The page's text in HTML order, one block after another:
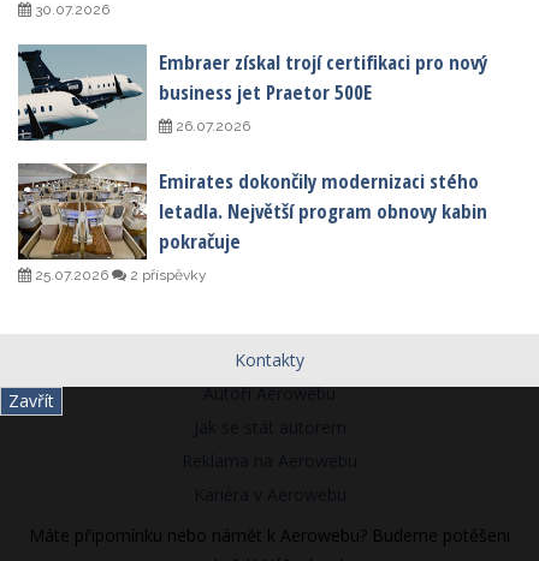
Zavřít
30.07.2026
Embraer získal trojí certifikaci pro nový
business jet Praetor 500E
26.07.2026
Emirates dokončily modernizaci stého
letadla. Největší program obnovy kabin
pokračuje
25.07.2026 2 příspěvky
Kontakty
Autoři Aerowebu
Máte připomínku nebo námět k Aerowebu? Budeme potěšeni